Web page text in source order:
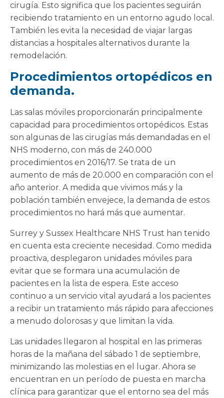
cirugía. Esto significa que los pacientes seguirán
recibiendo tratamiento en un entorno agudo local.
También les evita la necesidad de viajar largas
distancias a hospitales alternativos durante la
remodelación.
Procedimientos ortopédicos en
demanda.
Las salas móviles proporcionarán principalmente
capacidad para procedimientos ortopédicos. Estas
son algunas de las cirugías más demandadas en el
NHS moderno, con más de 240.000
procedimientos en 2016/17. Se trata de un
aumento de más de 20.000 en comparación con el
año anterior. A medida que vivimos más y la
población también envejece, la demanda de estos
procedimientos no hará más que aumentar.
Surrey y Sussex Healthcare NHS Trust han tenido
en cuenta esta creciente necesidad. Como medida
proactiva, desplegaron unidades móviles para
evitar que se formara una acumulación de
pacientes en la lista de espera. Este acceso
continuo a un servicio vital ayudará a los pacientes
a recibir un tratamiento más rápido para afecciones
a menudo dolorosas y que limitan la vida.
Las unidades llegaron al hospital en las primeras
horas de la mañana del sábado 1 de septiembre,
minimizando las molestias en el lugar. Ahora se
encuentran en un período de puesta en marcha
clínica para garantizar que el entorno sea del más